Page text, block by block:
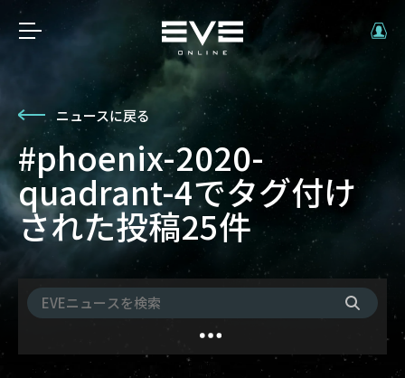
ニュースに戻る
#phoenix-2020-
quadrant-4でタグ付け
された投稿25件